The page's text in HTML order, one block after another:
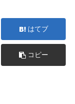
はてブ
コピー